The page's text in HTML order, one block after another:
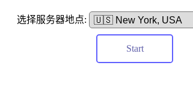
选择服务器地点: